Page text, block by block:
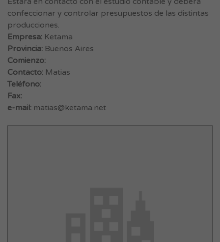
confeccionar y controlar presupuestos de las distintas
producciones.
Empresa: Ketama
Provincia: Buenos Aires
Comienzo:
Contacto: Matias
Teléfono:
Fax:
e-mail: matias@ketama.net